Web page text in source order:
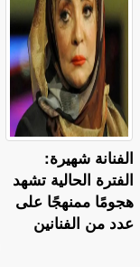
الفنانة شهيرة:
الفترة الحالية تشهد
هجومًا ممنهجًا على
عدد من الفنانين